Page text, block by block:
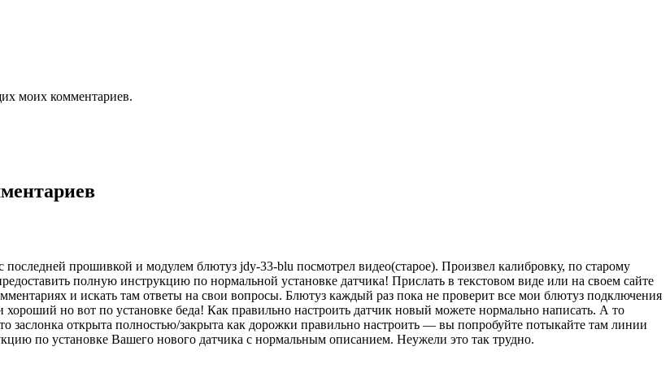
моих комментариев.
прошивкой и модулем блютуз jdy-33-blu посмотрел видео(старое). Произвел калибровку, по старому
полную инструкцию по нормальной установке датчика! Прислать в текстовом виде или на своем сайте
и искать там ответы на свои вопросы. Блютуз каждый раз пока не проверит все мои блютуз подключения
но вот по установке беда! Как правильно настроить датчик новый можете нормально написать. А то
заслонка открыта полностью/закрыта как дорожки правильно настроить — вы попробуйте потыкайте там линии
по установке Вашего нового датчика с нормальным описанием. Неужели это так трудно.